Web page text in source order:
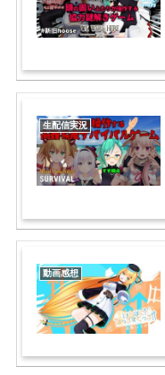
生配信実況
動画感想